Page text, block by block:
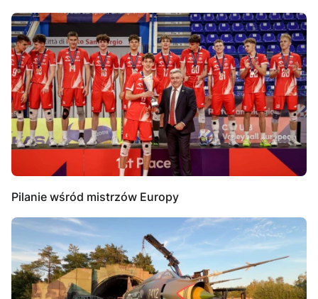
Pilanie wśród mistrzów Europy